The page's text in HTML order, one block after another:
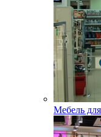
Мебель для